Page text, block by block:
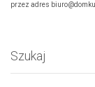
przez adres
Szukaj